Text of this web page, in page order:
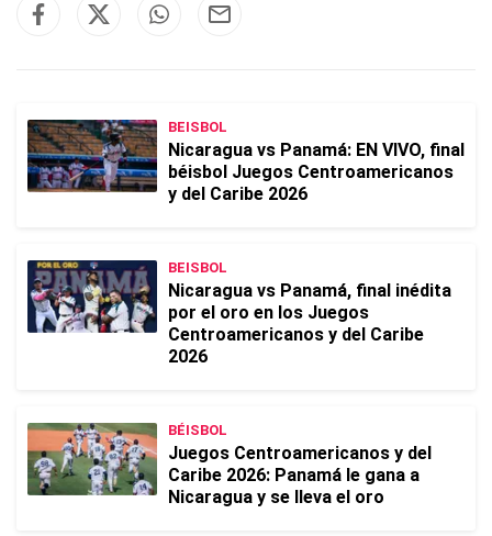
BEISBOL
Nicaragua vs Panamá: EN VIVO, final
béisbol Juegos Centroamericanos
y del Caribe 2026
BEISBOL
Nicaragua vs Panamá, final inédita
por el oro en los Juegos
Centroamericanos y del Caribe
2026
BÉISBOL
Juegos Centroamericanos y del
Caribe 2026: Panamá le gana a
Nicaragua y se lleva el oro